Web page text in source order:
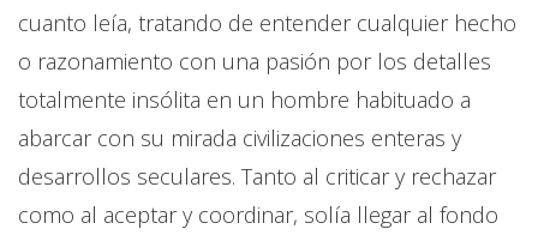
cuanto leía, tratando de entender cualquier hecho
o razonamiento con una pasión por los detalles
totalmente insólita en un hombre habituado a
abarcar con su mirada civilizaciones enteras y
desarrollos seculares. Tanto al criticar y rechazar
como al aceptar y coordinar, solía llegar al fondo